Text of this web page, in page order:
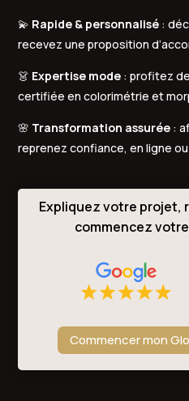
💫 Rapide & personnalisé :
recevez une proposition
👗 Expertise mode : profitez
certifiée en colorimétrie et
🌸 Transformation assurée :
reprenez confiance, en ligne
Expliquez votre projet,
commencez
Commencer mon